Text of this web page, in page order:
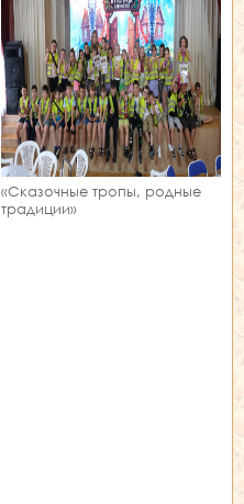
«Сказочные тропы, родные
традиции»